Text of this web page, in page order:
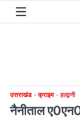
उत्तराखंड क्राइम हल्द्वानी
नैनीताल